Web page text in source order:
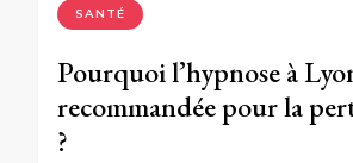
SANTÉ
Pourquoi l’hypnose à
recommandée pour la
?